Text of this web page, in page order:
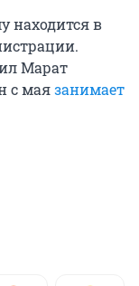
находится в
Марат
с маязанимает